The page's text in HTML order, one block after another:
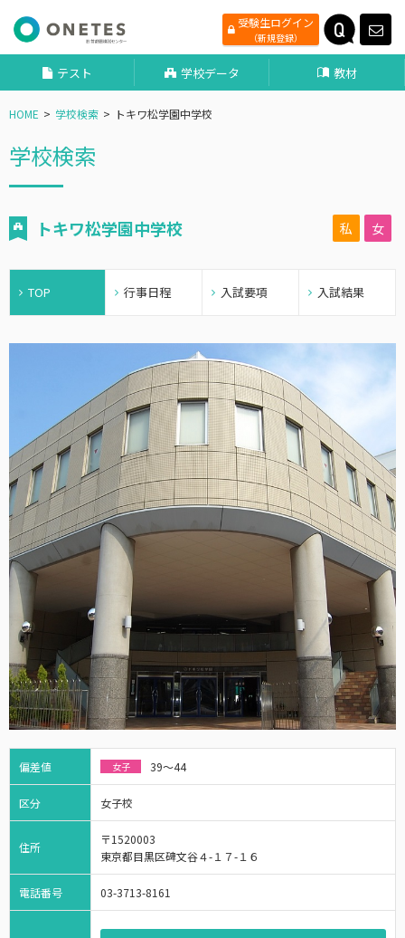
受験生ログイン
（新規登録）
テスト 学校データ 教材
HOME 学校検索 トキワ松学園中学校
学校検索
トキワ松学園中学校 私 女
TOP 行事日程 入試要項 入試結果
偏差値 女子 39～44
区分 女子校
住所
〒1520003
東京都目黒区碑文谷４-１７-１６
電話番号 03-3713-8161